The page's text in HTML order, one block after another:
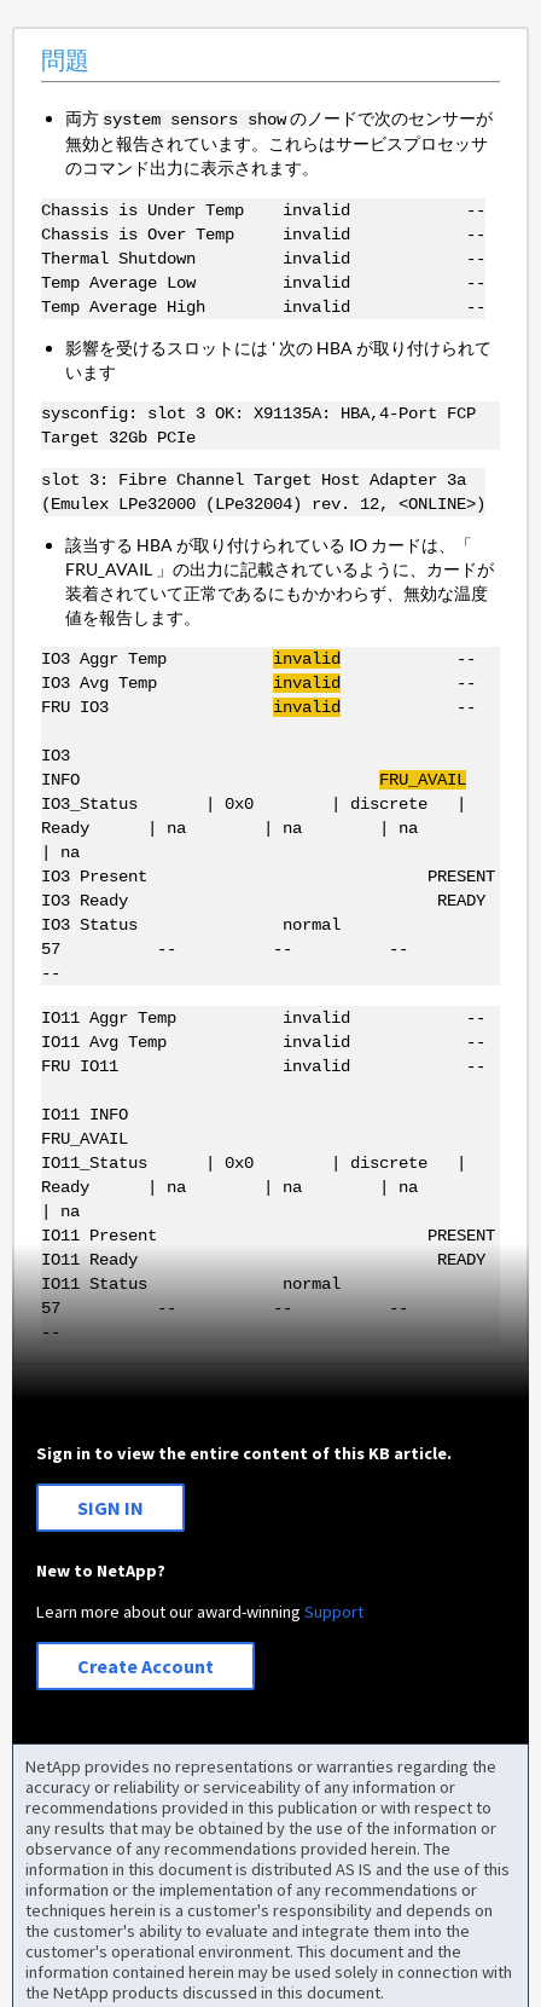
問題
両方 system sensors showのノードで次のセンサーが
無効と報告されています。これらはサービスプロセッサ
のコマンド出力に表示されます。
Chassis is Under Temp invalid --
Chassis is Over Temp invalid --
Thermal Shutdown invalid --
Temp Average Low invalid --
Temp Average High invalid --
影響を受けるスロットには ' 次の HBA が取り付けられて
います
sysconfig: slot 3 OK: X91135A: HBA,4-Port FCP
Target 32Gb PCIe
slot 3: Fibre Channel Target Host Adapter 3a
(Emulex LPe32000 (LPe32004) rev. 12, <ONLINE>)
該当する HBA が取り付けられている IO カードは、「
FRU_AVAIL 」の出力に記載されているように、カードが
装着されていて正常であるにもかかわらず、無効な温度
値を報告します。
IO3 Aggr Temp invalid--
IO3 Avg Temp invalid--
FRU IO3 invalid--
IO3
INFO FRU_AVAIL
IO3_Status | 0x0 | discrete |
Ready | na | na | na
| na
IO3 Present PRESENT
IO3 Ready READY
IO3 Status normal
57 -- -- --
--
IO11 Aggr Temp invalid --
IO11 Avg Temp invalid --
FRU IO11 invalid --
IO11 INFO
FRU_AVAIL
IO11_Status | 0x0 | discrete |
Ready | na | na | na
| na
IO11 Present PRESENT
IO11 Ready READY
IO11 Status normal
57 -- -- --
--
Sign in to view the entire content of this KB article.
SIGN IN
New to NetApp?
Learn more about our award-winningSupport
Create Account
NetApp provides no representations or warranties regarding the
accuracy or reliability or serviceability of any information or
recommendations provided in this publication or with respect to
any results that may be obtained by the use of the information or
observance of any recommendations provided herein. The
information in this document is distributed AS IS and the use of this
information or the implementation of any recommendations or
techniques herein is a customer's responsibility and depends on
the customer's ability to evaluate and integrate them into the
customer's operational environment. This document and the
information contained herein may be used solely in connection with
the NetApp products discussed in this document.